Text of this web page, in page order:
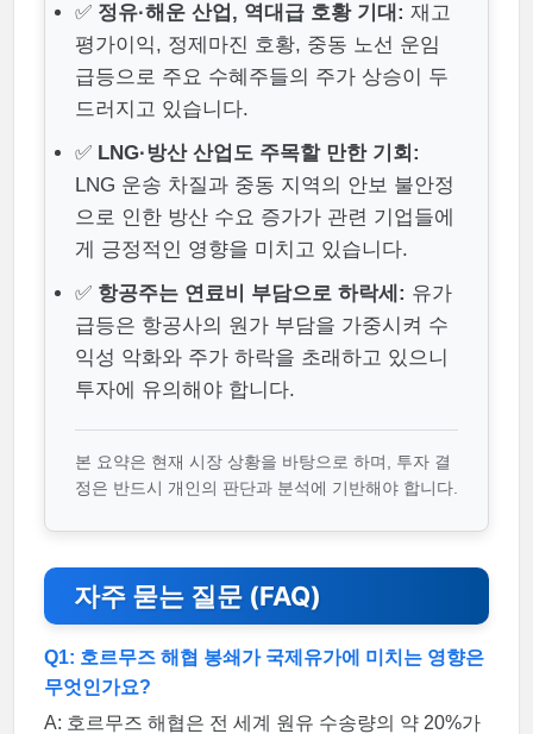
✅ 정유·해운 산업, 역대급 호황 기대: 재고
평가이익, 정제마진 호황, 중동 노선 운임
급등으로 주요 수혜주들의 주가 상승이 두
드러지고 있습니다.
✅ LNG·방산 산업도 주목할 만한 기회:
LNG 운송 차질과 중동 지역의 안보 불안정
으로 인한 방산 수요 증가가 관련 기업들에
게 긍정적인 영향을 미치고 있습니다.
✅ 항공주는 연료비 부담으로 하락세: 유가
급등은 항공사의 원가 부담을 가중시켜 수
익성 악화와 주가 하락을 초래하고 있으니
투자에 유의해야 합니다.
본 요약은 현재 시장 상황을 바탕으로 하며, 투자 결
정은 반드시 개인의 판단과 분석에 기반해야 합니다.
자주 묻는 질문 (FAQ)
Q1: 호르무즈 해협 봉쇄가 국제유가에 미치는 영향은
무엇인가요?
A: 호르무즈 해협은 전 세계 원유 수송량의 약 20%가